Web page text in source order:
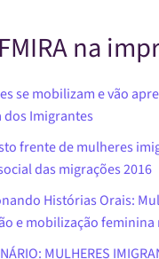
na
se mobilizam e vão
dos Imigrantes
frente de mulheres
das migrações 2016
Histórias Orais:
e mobilização feminina
MULHERES